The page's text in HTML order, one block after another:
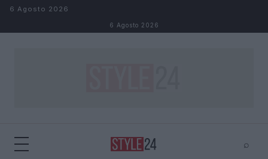
Salta al contenuto
6 Agosto 2026
6 Agosto 2026
⌕